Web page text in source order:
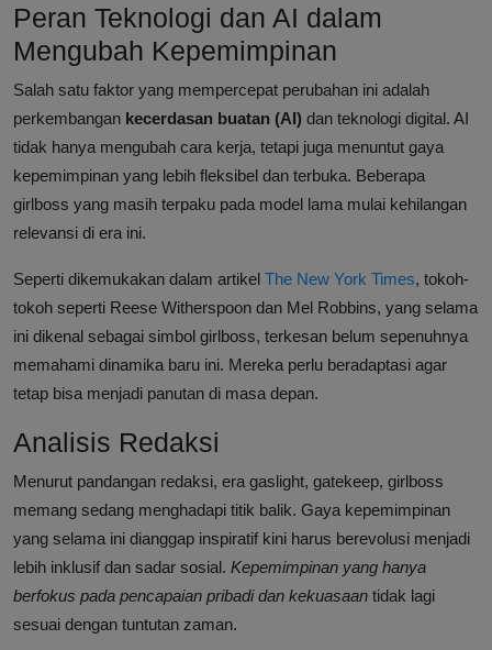
Peran Teknologi dan AI dalam
Mengubah Kepemimpinan
Salah satu faktor yang mempercepat perubahan ini adalah
perkembangan kecerdasan buatan (AI) dan teknologi digital. AI
tidak hanya mengubah cara kerja, tetapi juga menuntut gaya
kepemimpinan yang lebih fleksibel dan terbuka. Beberapa
girlboss yang masih terpaku pada model lama mulai kehilangan
relevansi di era ini.
Seperti dikemukakan dalam artikel The New York Times, tokoh-
tokoh seperti Reese Witherspoon dan Mel Robbins, yang selama
ini dikenal sebagai simbol girlboss, terkesan belum sepenuhnya
memahami dinamika baru ini. Mereka perlu beradaptasi agar
tetap bisa menjadi panutan di masa depan.
Analisis Redaksi
Menurut pandangan redaksi, era gaslight, gatekeep, girlboss
memang sedang menghadapi titik balik. Gaya kepemimpinan
yang selama ini dianggap inspiratif kini harus berevolusi menjadi
lebih inklusif dan sadar sosial. Kepemimpinan yang hanya
berfokus pada pencapaian pribadi dan kekuasaan tidak lagi
sesuai dengan tuntutan zaman.